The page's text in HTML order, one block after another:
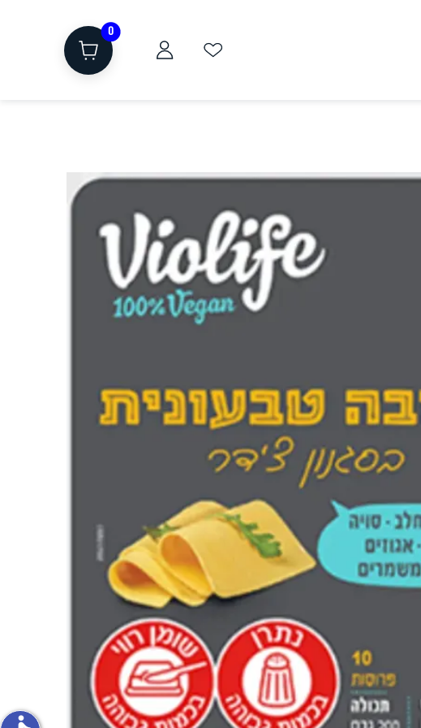
0
שוקולד, חטיפים, חלבון
מזווה פירות וירקות
עשיר בחלבון על האש
KETO